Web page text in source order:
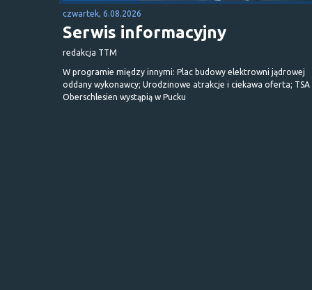
czwartek, 6.08.2026
Serwis informacyjny
redakcja TTM
W programie między innymi: Plac budowy elektrowni jądrowej
oddany wykonawcy; Urodzinowe atrakcje i ciekawa oferta; TSA
Oberschlesien wystąpią w Pucku